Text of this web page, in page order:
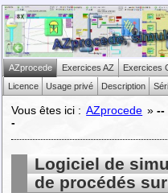
AZprocede Exercices AZ Exercices
Licence
Usage privé Description
Vous êtes ici : AZprocede »--
-
Logiciel de
de procédés